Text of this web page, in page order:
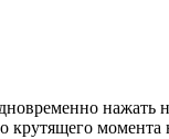
момента